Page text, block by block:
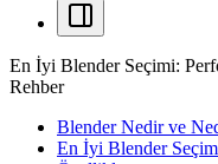
En İyi Blender Seçimi:
Rehber
Blender Nedir ve
En İyi Blender